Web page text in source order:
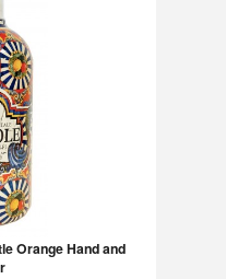
Orange Hand and